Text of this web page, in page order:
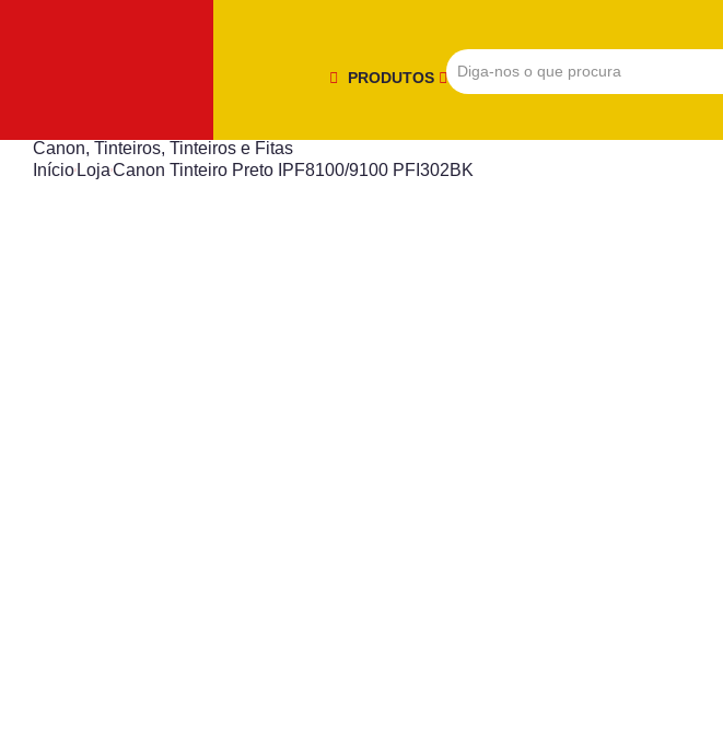
PRODUTOS
Canon, Tinteiros, Tinteiros e Fitas
Início LojaCanon Tinteiro Preto IPF8100/9100 PFI302BK